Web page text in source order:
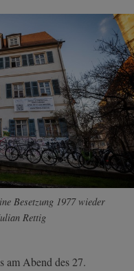
Besetzung 1977 wieder
Rettig
am Abend des 27.